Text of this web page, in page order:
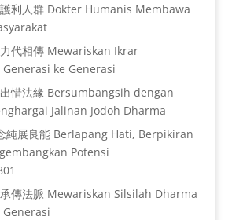
利人群 Dokter Humanis Membawa
代相傳 Mewariskan Ikrar
ke Generasi
惜法緣 Bersumbangsih dengan
Jalinan Jodoh Dharma
純展良能 Berlapang Hati, Berpikiran
Potensi
傳法脈 Mewariskan Silsilah Dharma